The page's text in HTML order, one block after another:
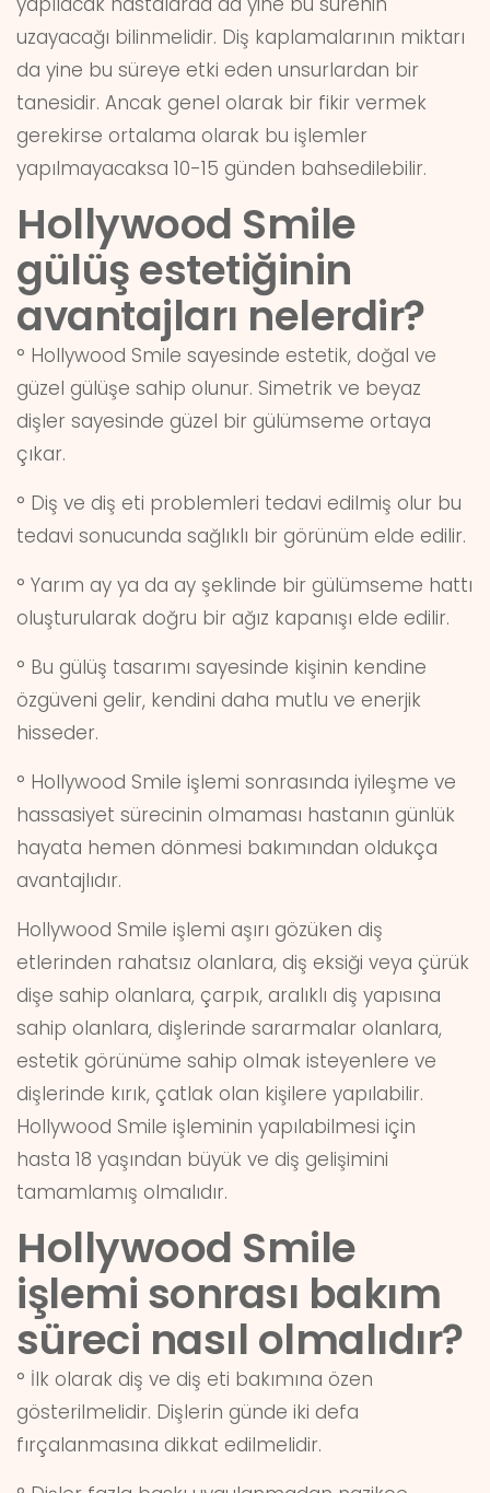
uzayacağı bilinmelidir. Diş kaplamalarının miktarı
da yine bu süreye etki eden unsurlardan bir
tanesidir. Ancak genel olarak bir fikir vermek
gerekirse ortalama olarak bu işlemler
yapılmayacaksa 10-15 günden bahsedilebilir.
Hollywood Smile
gülüş estetiğinin
avantajları nelerdir?
° Hollywood Smile sayesinde estetik, doğal ve
güzel gülüşe sahip olunur. Simetrik ve beyaz
dişler sayesinde güzel bir gülümseme ortaya
çıkar.
° Diş ve diş eti problemleri tedavi edilmiş olur bu
tedavi sonucunda sağlıklı bir görünüm elde edilir.
° Yarım ay ya da ay şeklinde bir gülümseme hattı
oluşturularak doğru bir ağız kapanışı elde edilir.
° Bu gülüş tasarımı sayesinde kişinin kendine
özgüveni gelir, kendini daha mutlu ve enerjik
hisseder.
° Hollywood Smile işlemi sonrasında iyileşme ve
hassasiyet sürecinin olmaması hastanın günlük
hayata hemen dönmesi bakımından oldukça
avantajlıdır.
Hollywood Smile işlemi aşırı gözüken diş
etlerinden rahatsız olanlara, diş eksiği veya çürük
dişe sahip olanlara, çarpık, aralıklı diş yapısına
sahip olanlara, dişlerinde sararmalar olanlara,
estetik görünüme sahip olmak isteyenlere ve
dişlerinde kırık, çatlak olan kişilere yapılabilir.
Hollywood Smile işleminin yapılabilmesi için
hasta 18 yaşından büyük ve diş gelişimini
tamamlamış olmalıdır.
Hollywood Smile
işlemi sonrası bakım
süreci nasıl olmalıdır?
° İlk olarak diş ve diş eti bakımına özen
gösterilmelidir. Dişlerin günde iki defa
fırçalanmasına dikkat edilmelidir.